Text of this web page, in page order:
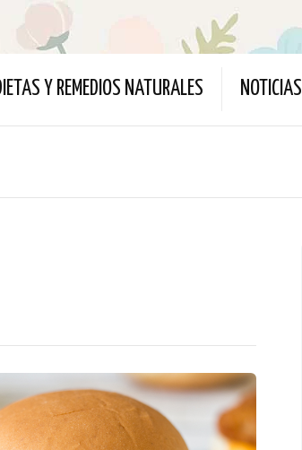
Y REMEDIOS NATURALES NOTICIAS